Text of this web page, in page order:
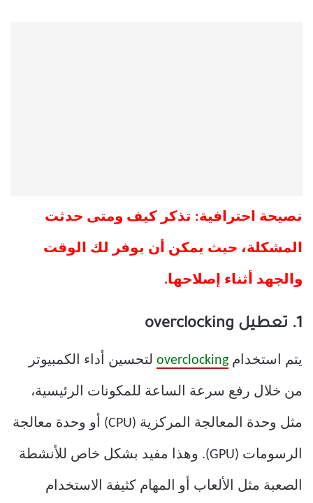
نصيحة احترافية: تذكر كيف ومتى حدثت
المشكلة، حيث يمكن أن يوفر لك الوقت
والجهد أثناء إصلاحها.
1. تعطيل overclocking
يتم استخدام overclocking لتحسين أداء الكمبيوتر
من خلال رفع سرعة الساعة للمكونات الرئيسية،
مثل وحدة المعالجة المركزية (CPU) أو وحدة معالجة
الرسومات (GPU). وهذا مفيد بشكل خاص للأنشطة
الصعبة مثل الألعاب أو المهام كثيفة الاستخدام